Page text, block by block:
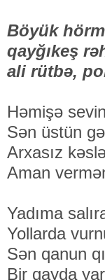
Böyük
qayğıkeş
ali rütbə,
Həmişə
Sən üstün
Arxasız
Aman
Yadıma
Yollarda
Sən qanun
Bir qayda